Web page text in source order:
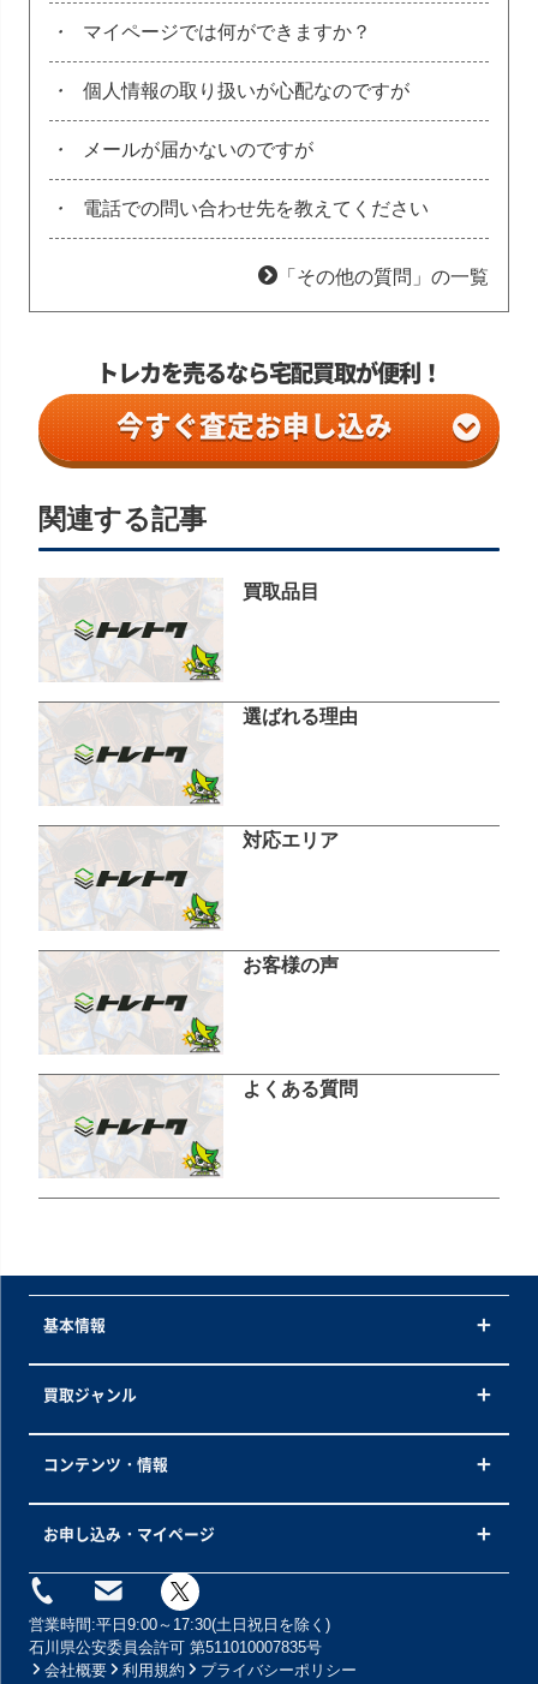
・ マイページでは何ができますか？
・ 個人情報の取り扱いが心配なのですが
・ メールが届かないのですが
・ 電話での問い合わせ先を教えてください
「その他の質問」の一覧
今すぐ査定お申し込み
関連する記事
買取品目
選ばれる理由
対応エリア
お客様の声
よくある質問
営業時間:平日9:00～17:30(土日祝日を除く)
石川県公安委員会許可 第511010007835号
会社概要
利用規約 プライバシーポリシー
基本情報
買取ジャンル
コンテンツ・情報
お申し込み・マイページ